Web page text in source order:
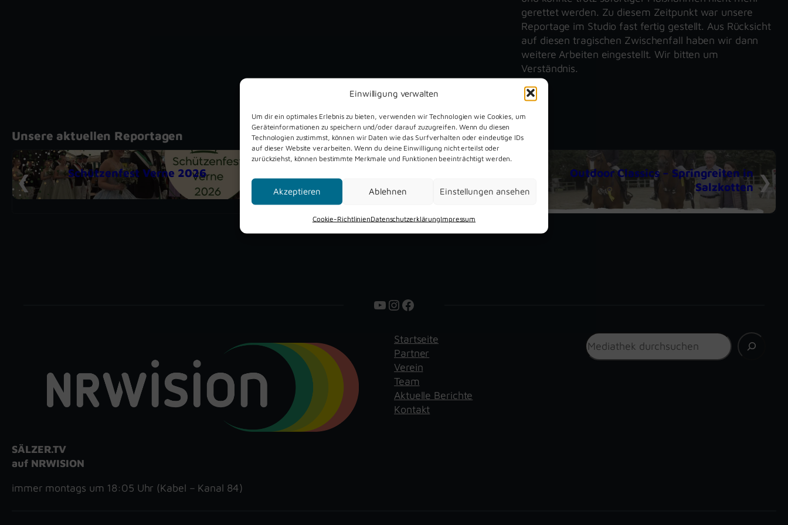
Einwilligung verwalten
Um dir ein optimales Erlebnis zu bieten, verwenden wir Technologien wie Cookies, um
Geräteinformationen zu speichern und/oder darauf zuzugreifen. Wenn du diesen
Technologien zustimmst, können wir Daten wie das Surfverhalten oder eindeutige IDs
auf dieser Website verarbeiten. Wenn du deine Einwilligung nicht erteilst oder
zurückziehst, können bestimmte Merkmale und Funktionen beeinträchtigt werden.
Akzeptieren Ablehnen Einstellungen ansehen
Cookie-RichtlinienDatenschutzerklärungImpressum
gerettet werden. Zu diesem Zeitpunkt war unsere
Reportage im Studio fast fertig gestellt. Aus Rücksicht
auf diesen tragischen Zwischenfall haben wir dann
weitere Arbeiten eingestellt. Wir bitten um
Verständnis.
Unsere aktuellen Reportagen
Schützenfest Verne 2026
Outdoor Classics – Springreiten in
Salzkotten
YouTube
Instagram
Facebook
SÄLZER.TV
auf NRWISION
immer montags um 18:05 Uhr (Kabel – Kanal 84)
Startseite
Partner
Verein
Team
Aktuelle Berichte
Kontakt
Suchen